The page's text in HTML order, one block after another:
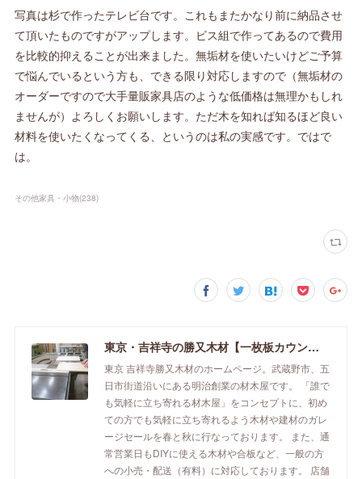
写真は杉で作ったテレビ台です。これもまたかなり前に納品させ
て頂いたものですがアップします。ビス組で作ってあるので費用
を比較的抑えることが出来ました。無垢材を使いたいけどご予算
で悩んでいるという方も、できる限り対応しますので（無垢材の
オーダーですので大手量販家具店のような低価格は無理かもしれ
ませんが）よろしくお願いします。ただ木を知れば知るほど良い
材料を使いたくなってくる、というのは私の実感です。ではで
は。
その他家具・小物(238)
東京・吉祥寺の勝又木材【一枚板カウンター】
東京 吉祥寺勝又木材のホームページ。武蔵野市、五
日市街道沿いにある明治創業の材木屋です。 「誰で
も気軽に立ち寄れる材木屋」をコンセプトに、初め
ての方でも気軽に立ち寄れるよう木材や建材のガレ
ージセールを春と秋に行なっております。 また、通
常営業日もDIYに使える木材や合板など、一般の方
への小売・配送（有料）に対応しております。 店舗